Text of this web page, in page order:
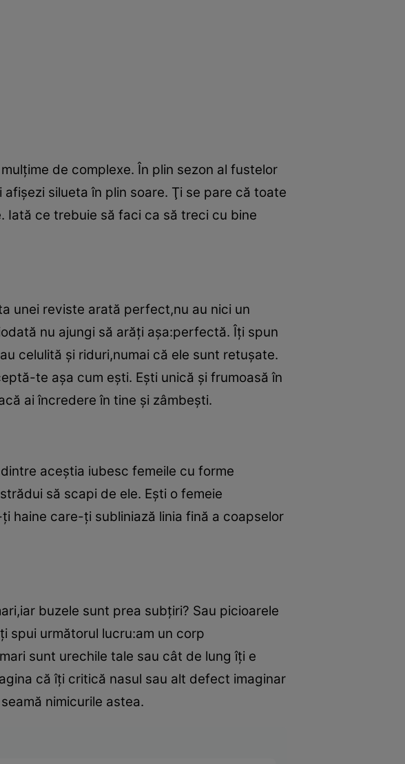
de complexe. În plin sezon al fustelor
silueta în plin soare. Ţi se pare că toate
Iată ce trebuie să faci ca să treci cu bine
unei reviste arată perfect,nu au nici un
nu ajungi să arăţi aşa:perfectă. Îţi spun
celulită şi riduri,numai că ele sunt retuşate.
te aşa cum eşti. Eşti unică şi frumoasă în
ai încredere în tine şi zâmbeşti.
aceştia iubesc femeile cu forme
să scapi de ele. Eşti o femeie
haine care-ţi subliniază linia fină a coapselor
buzele sunt prea subţiri? Sau picioarele
spui următorul lucru:am un corp
sunt urechile tale sau cât de lung îţi e
că îţi critică nasul sau alt defect imaginar
nimicurile astea.